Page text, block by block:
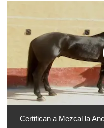
Certifican a Mezcal la